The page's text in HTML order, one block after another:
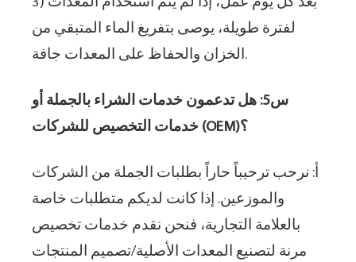
لفترة طويلة، يوصى بتفريغ الماء المتبقي من
الخزان والحفاظ على المعدات جافة.
س5: هل تدعمون خدمات الشراء بالجملة أو
خدمات التخصيص للشركات (OEM)؟
أ: نرحب ترحيباً حاراً بطلبات الجملة من الشركات
والموزعين. إذا كانت لديكم متطلبات خاصة
بالعلامة التجارية، فنحن نقدم خدمات تخصيص
مرنة لتصنيع المعدات الأصلية/تصميم المنتجات